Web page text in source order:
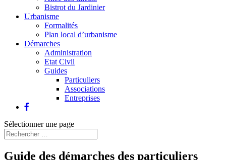
Bistrot du Jardinier
Urbanisme
Formalités
Plan local d’urbanisme
Démarches
Administration
Etat Civil
Guides
Particuliers
Associations
Entreprises
Sélectionner une page
Guide des démarches des particuliers